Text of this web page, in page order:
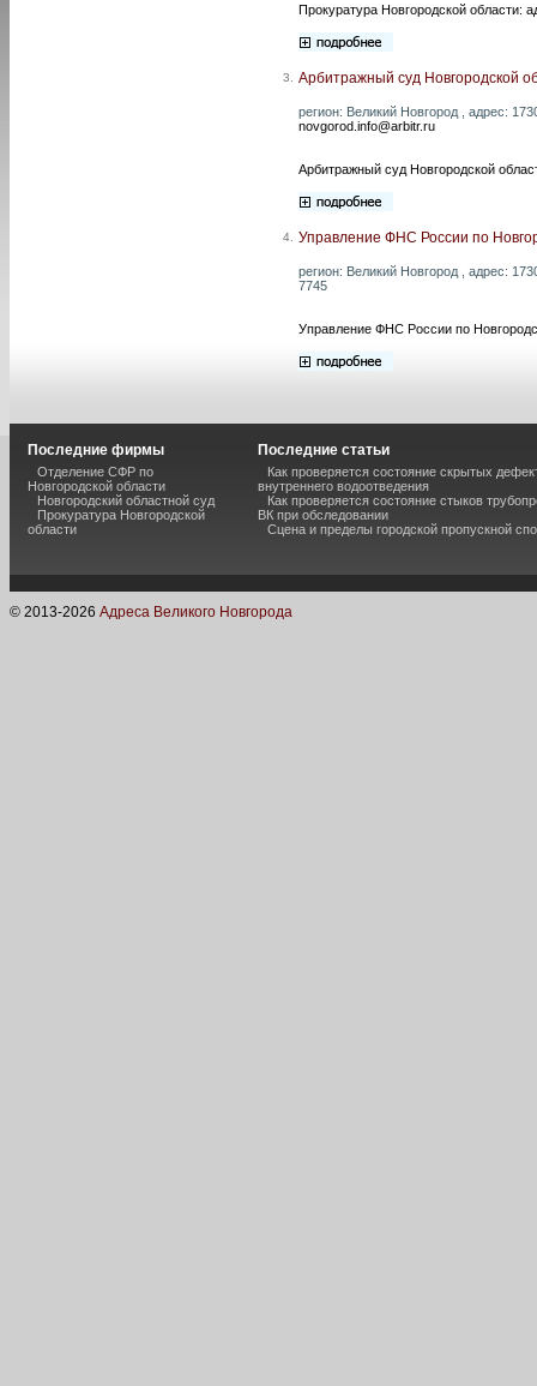
Прокуратура Новгородской области:
3. Арбитражный суд Новгородской
регион: Великий Новгород , адрес:
novgorod.info@arbitr.ru
Арбитражный суд Новгородской
4. Управление ФНС России по
регион: Великий Новгород , адрес:
7745
Управление ФНС России по
Последние фирмы
Отделение СФР по
Новгородской области
Новгородский областной суд
Прокуратура Новгородской
области
Последние статьи
Как проверяется состояние скрытых
внутреннего водоотведения
Как проверяется состояние стыков
ВК при обследовании
Сцена и пределы городской пропускной
© 2013-2026 Адреса Великого Новгорода